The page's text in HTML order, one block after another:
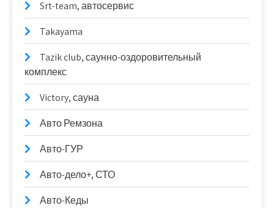
Srt-team, автосервис
Takayama
Tazik club, саунно-оздоровительный
комплекс
Victory, сауна
Авто Ремзона
Авто-ГУР
Авто-дело+, СТО
Авто-Кеды